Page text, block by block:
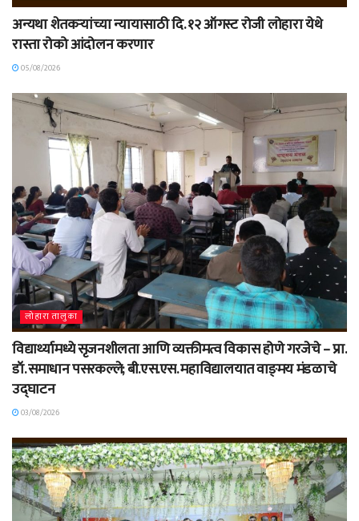
अन्यथा शेतकऱ्यांच्या न्यायासाठी दि. १२ ऑगस्ट रोजी लोहारा येथे
रास्ता रोको आंदोलन करणार
05/08/2026
लोहारा तालुका
विद्यार्थ्यामध्ये सृजनशीलता आणि व्यक्तीमत्व विकास होणे गरजेचे – प्रा.
डॉ. समाधान पसरकल्ले; बी.एस.एस. महाविद्यालयात वाङ्‌मय मंडळाचे
उद्घाटन
03/08/2026